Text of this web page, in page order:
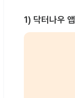
1) 닥터나우